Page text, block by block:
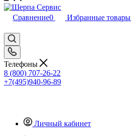
Сравнение0 Избранные товары
Телефоны
8 (800) 707-26-22
+7(495)940-96-89
Личный кабинет